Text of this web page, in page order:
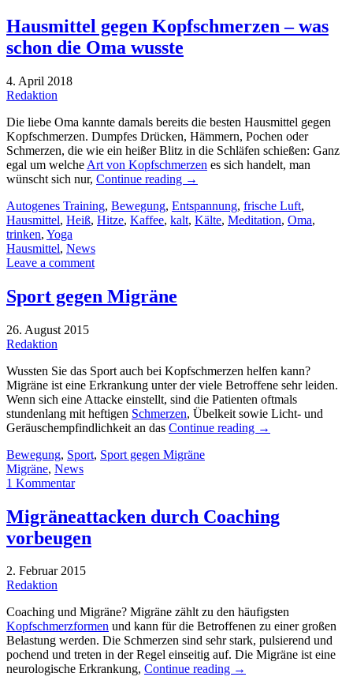
Hausmittel gegen Kopfschmerzen – was
schon die Oma wusste
4. April 2018
Redaktion
Die liebe Oma kannte damals bereits die besten Hausmittel gegen
Kopfschmerzen. Dumpfes Drücken, Hämmern, Pochen oder
Schmerzen, die wie ein heißer Blitz in die Schläfen schießen: Ganz
egal um welche Art von Kopfschmerzen es sich handelt, man
wünscht sich nur, Continue reading →
Autogenes Training, Bewegung, Entspannung, frische Luft,
Hausmittel, Heiß, Hitze, Kaffee, kalt, Kälte, Meditation, Oma,
trinken, Yoga
Hausmittel, News
Leave a comment
Sport gegen Migräne
26. August 2015
Redaktion
Wussten Sie das Sport auch bei Kopfschmerzen helfen kann?
Migräne ist eine Erkrankung unter der viele Betroffene sehr leiden.
Wenn sich eine Attacke einstellt, sind die Patienten oftmals
stundenlang mit heftigen Schmerzen, Übelkeit sowie Licht- und
Geräuschempfindlichkeit an das Continue reading →
Bewegung, Sport, Sport gegen Migräne
Migräne, News
1 Kommentar
Migräneattacken durch Coaching
vorbeugen
2. Februar 2015
Redaktion
Coaching und Migräne? Migräne zählt zu den häufigsten
Kopfschmerzformen und kann für die Betroffenen zu einer großen
Belastung werden. Die Schmerzen sind sehr stark, pulsierend und
pochend und treten in der Regel einseitig auf. Die Migräne ist eine
neurologische Erkrankung, Continue reading →